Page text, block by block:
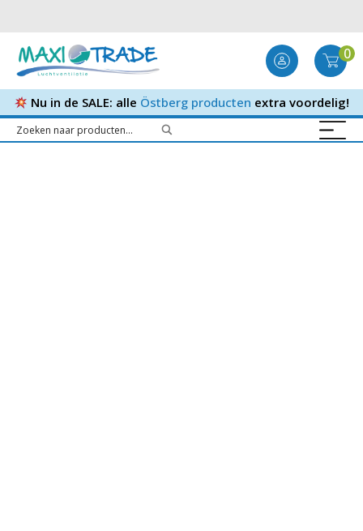
0
Nu in de SALE: alle Östberg producten extra voordelig!